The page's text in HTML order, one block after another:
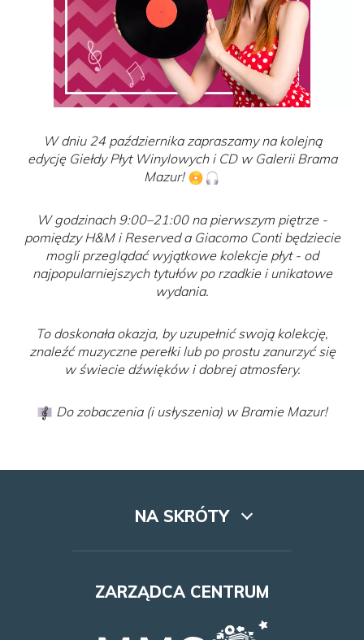
W dniu 24 października zapraszamy na kolejną
edycję Giełdy Płyt Winylowych i CD w Galerii Brama
Mazur!
W godzinach 9:00–21:00 na pierwszym piętrze -
pomiędzy H&M i Reserved a Giacomo Conti będziecie
mogli przeglądać wyjątkowe kolekcje płyt - od
najpopularniejszych tytułów po rzadkie i unikatowe
wydania.
To doskonała okazja, by uzupełnić swoją kolekcję,
znaleźć muzyczne perełki lub po prostu zanurzyć się
w świecie dźwięków i dobrej atmosfery.
Do zobaczenia (i usłyszenia) w Bramie Mazur!
NA SKRÓTY
Lookbook
ZARZĄDCA CENTRUM